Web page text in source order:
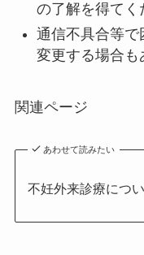
の了解を得てく
通信不具合等で
変更する場合も
関連ページ
あわせて読みたい
不妊外来診療につ